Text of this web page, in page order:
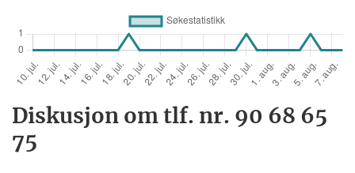
Diskusjon om tlf. nr. 90 68 65
75